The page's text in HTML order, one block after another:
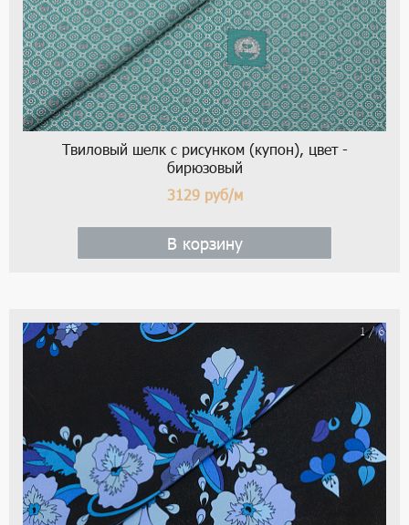
Твиловый шелк с рисунком (купон), цвет -
бирюзовый
3129 руб/м
В корзину
1 / 6